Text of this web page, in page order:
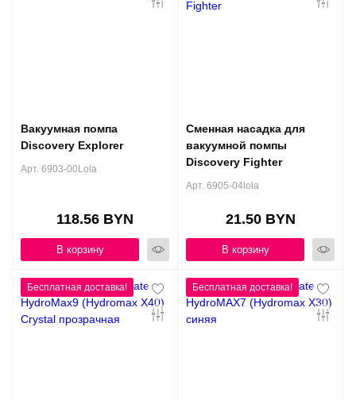
Вакуумная помпа
Discovery Explorer
Арт. 6903-00Lola
118.56 BYN
В корзину
Сменная насадка для
вакуумной помпы
Discovery Fighter
Арт. 6905-04lola
21.50 BYN
В корзину